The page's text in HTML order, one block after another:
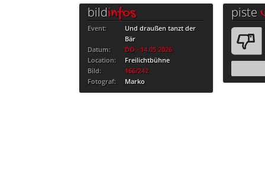
bildinfos
Event:
Und draußen tanzt der
Bär
Datum:
DO · 14.05.2026
Location:
Freilichtbühne
Bild:
166/242
Fotograf:
Marko
piste